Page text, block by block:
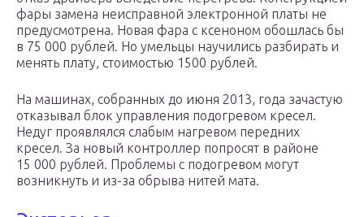
фары замена неисправной электронной платы не
предусмотрена. Новая фара с ксеноном обошлась бы
в 75 000 рублей. Но умельцы научились разбирать и
менять плату, стоимостью 1500 рублей.
На машинах, собранных до июня 2013, года зачастую
отказывал блок управления подогревом кресел.
Недуг проявлялся слабым нагревом передних
кресел. За новый контроллер попросят в районе
15 000 рублей. Проблемы с подогревом могут
возникнуть и из-за обрыва нитей мата.